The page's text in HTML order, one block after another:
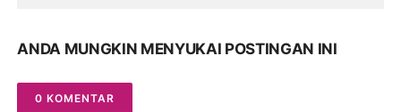
ANDA MUNGKIN MENYUKAI POSTINGAN INI
0 KOMENTAR